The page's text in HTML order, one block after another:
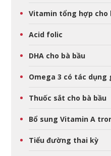
Vitamin tổng hợp cho
Acid folic
DHA cho bà bầu
Omega 3 có tác
Thuốc sắt cho bà bầu
Bổ sung Vitamin A
Tiểu đường thai kỳ